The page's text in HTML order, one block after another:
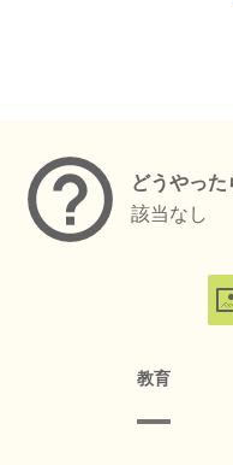
どうやった
該当なし
教育